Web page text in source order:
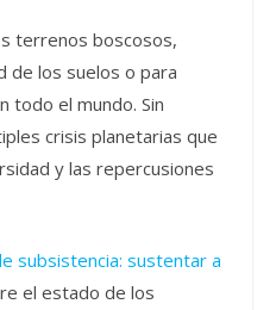
terrenos boscosos,
de los suelos o para
todo el mundo. Sin
crisis planetarias que
y las repercusiones
subsistencia: sustentar a
el estado de los